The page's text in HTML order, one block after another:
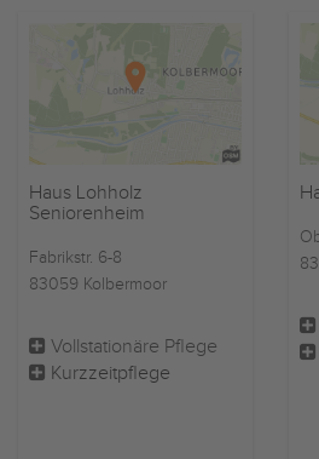
Haus Lohholz
Seniorenheim
Fabrikstr. 6-8
83059 Kolbermoor
Vollstationäre Pflege
Kurzzeitpflege